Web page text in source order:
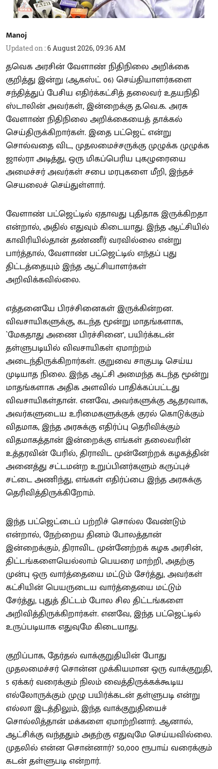
Manoj
Updated on :6 August 2026, 09:36 AM
தவெக அரசின் வேளாண் நிதிநிலை அறிக்கை
குறித்து இன்று (ஆகஸ்ட் 06) செய்தியாளர்களை
சந்தித்துப் பேசிய எதிர்க்கட்சித் தலைவர் உதயநிதி
ஸ்டாலின் அவர்கள், இன்றைக்கு த.வெ.க. அரசு
வேளாண் நிதிநிலை அறிக்கையைத் தாக்கல்
செய்திருக்கிறார்கள். இதை பட்ஜெட் என்று
சொல்வதை விட, முதலமைச்சருக்கு முழுக்க முழுக்க
ஜால்ரா அடித்து, ஒரு மிகப்பெரிய புகழுரையை
அமைச்சர் அவர்கள் சபை மரபுகளை மீறி, இந்தச்
செயலைச் செய்துள்ளார்.
வேளாண் பட்ஜெட்டில் ஏதாவது புதிதாக இருக்கிறதா
என்றால், அதில் எதுவும் கிடையாது. இந்த ஆட்சியில்
காவிரியில்தான் தண்ணீர் வரவில்லை என்று
பார்த்தால், வேளாண் பட்ஜெட்டில் எந்தப் புது
திட்டத்தையும் இந்த ஆட்சியாளர்கள்
அறிவிக்கவில்லை.
எத்தனையே பிரச்சினைகள் இருக்கின்றன.
விவசாயிகளுக்கு, கடந்த மூன்று மாதங்களாக,
`மேகதாது அணை பிரச்சினை’, பயிர்க்கடன்
தள்ளுபடியில் விவசாயிகள் ஏமாற்றம்
அடைந்திருக்கிறார்கள். குறுவை சாகுபடி செய்ய
முடியாத நிலை. இந்த ஆட்சி அமைந்த கடந்த மூன்று
மாதங்களாக அதிக அளவில் பாதிக்கப்பட்டது
விவசாயிகள்தான். எனவே, அவர்களுக்கு ஆதரவாக,
அவர்களுடைய உரிமைகளுக்குக் குரல் கொடுக்கும்
விதமாக, இந்த அரசுக்கு எதிர்ப்பு தெரிவிக்கும்
விதமாகத்தான் இன்றைக்கு எங்கள் தலைவரின்
உத்தரவின் பேரில், திராவிட முன்னேற்றக் கழகத்தின்
அனைத்து சட்டமன்ற உறுப்பினர்களும் கருப்புச்
சட்டை அணிந்து, எங்கள் எதிர்ப்பை இந்த அரசுக்கு
தெரிவித்திருக்கிறோம்.
இந்த பட்ஜெட்டைப் பற்றிச் சொல்ல வேண்டும்
என்றால், நேற்றைய தினம் போலத்தான்
இன்றைக்கும், திராவிட முன்னேற்றக் கழக அரசின்,
திட்டங்களையெல்லாம் பெயரை மாற்றி, அதற்கு
முன்பு ஒரு வார்த்தையை மட்டும் சேர்த்து, அவர்கள்
கட்சியின் பெயருடைய வார்த்தையை மட்டும்
சேர்த்து, புதுத் திட்டம் போல சில திட்டங்களை
அறிவித்திருக்கிறார்கள். எனவே, இந்த பட்ஜெட்டில்
உருப்படியாக எதுவுமே கிடையாது.
குறிப்பாக, தேர்தல் வாக்குறுதியின் போது
முதலமைச்சர் சொன்ன முக்கியமான ஒரு வாக்குறுதி,
5 ஏக்கர் வரைக்கும் நிலம் வைத்திருக்கக்கூடிய
எல்லோருக்கும் முழு பயிர்க்கடன் தள்ளுபடி என்று
எல்லா இடத்திலும், இந்த வாக்குறுதியைச்
சொல்லித்தான் மக்களை ஏமாற்றினார். ஆனால்,
ஆட்சிக்கு வந்ததும் அதற்கு எதுவுமே செய்யவில்லை.
முதலில் என்ன சொன்னார்? 50,000 ரூபாய் வரைக்கும்
கடன் தள்ளுபடி என்றார்.